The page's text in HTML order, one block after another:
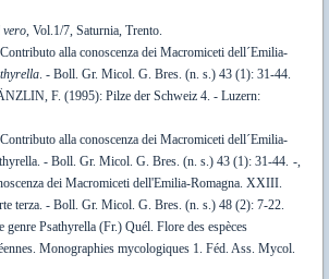
vero, Vol.1/7, Saturnia, Trento.
alla conoscenza dei Macromiceti dell´Emilia-
. - Boll. Gr. Micol. G. Bres. (n. s.) 43 (1): 31-44.
F. (1995): Pilze der Schweiz 4. - Luzern:
alla conoscenza dei Macromiceti dell´Emilia-
- Boll. Gr. Micol. G. Bres. (n. s.) 43 (1): 31-44. -,
dei Macromiceti dell'Emilia-Romagna. XXIII.
terza. - Boll. Gr. Micol. G. Bres. (n. s.) 48 (2): 7-22.
Psathyrella (Fr.) Quél. Flore des espèces
Monographies mycologiques 1. Féd. Ass. Mycol.